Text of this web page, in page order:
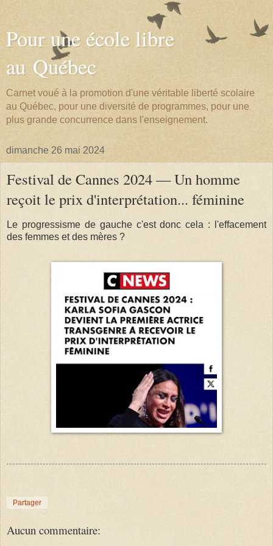
Pour une école libre
au Québec
Carnet voué à la promotion d'une véritable liberté scolaire
au Québec, pour une diversité de programmes, pour une
plus grande concurrence dans l'enseignement.
dimanche 26 mai 2024
Festival de Cannes 2024 — Un homme
reçoit le prix d'interprétation... féminine
Le progressisme de gauche c'est donc cela : l'effacement
des femmes et des mères ?
Partager
Aucun commentaire: